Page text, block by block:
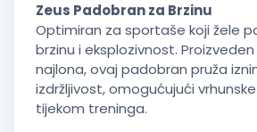
Zeus Padobran za Brzinu
Optimiran za sportaše koji žele
brzinu i eksplozivnost.
najlona, ovaj padobran pruža
izdržljivost, omogućujući
tijekom treninga.